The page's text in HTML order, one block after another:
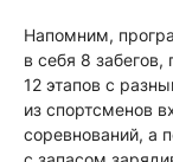
Напомним,
в себя 8
12 этапов с
из спортсменов
соревнований, а